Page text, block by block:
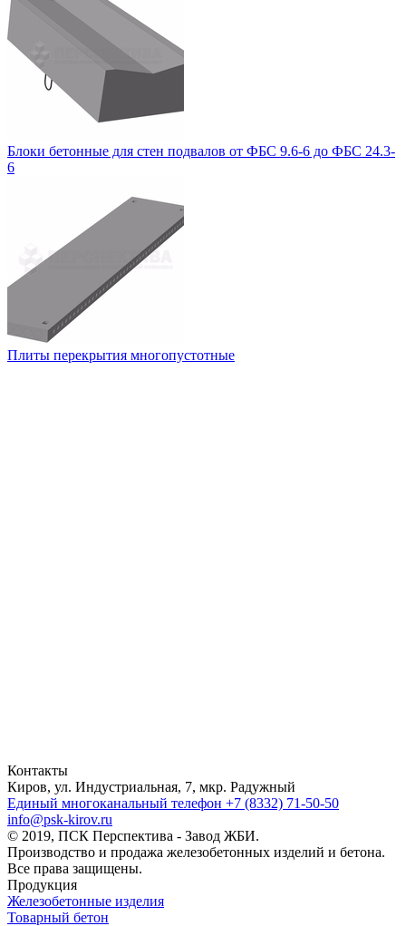
Блоки бетонные для стен подвалов от ФБС 9.6-6 до ФБС 24.3-
6
Плиты перекрытия многопустотные
Контакты
Киров, ул. Индустриальная, 7, мкр. Радужный
Единый многоканальный телефон +7 (8332) 71-50-50
info@psk-kirov.ru
© 2019, ПСК Перспектива - Завод ЖБИ.
Производство и продажа железобетонных изделий и бетона.
Все права защищены.
Продукция
Железобетонные изделия
Товарный бетон